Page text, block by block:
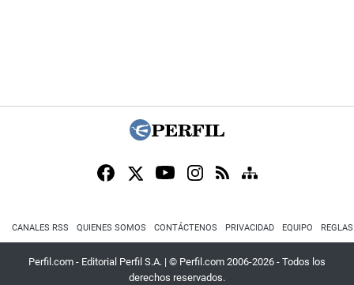
CANALES RSS QUIENES SOMOS CONTÁCTENOS PRIVACIDAD EQUIPO
Perfil.com - Editorial Perfil S.A. | © Perfil.com 2006-2026 - Todos los
derechos reservados.